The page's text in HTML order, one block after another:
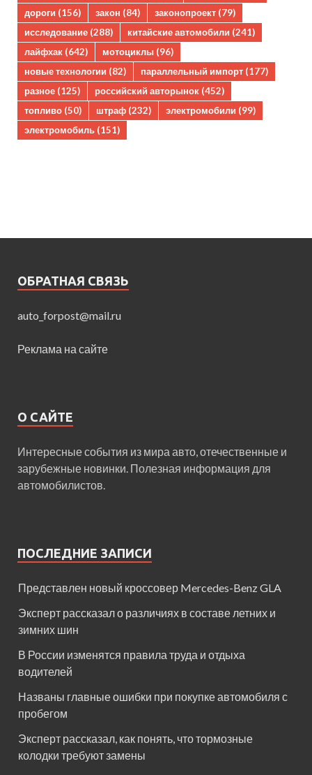
дороги (156) закон (84) законопроект (79)
исследование (288) китайские автомобили (241)
лайфхак (642) мотоциклы (96)
новые технологии (82) параллельный импорт (177)
разное (125) российский авторынок (452)
топливо (50) штраф (232) электромобили (99)
электромобиль (151)
ОБРАТНАЯ СВЯЗЬ
auto_forpost@mail.ru
Реклама на сайте
О САЙТЕ
Интересные события из мира авто, отечественные и
зарубежные новинки. Полезная информация для
автомобилистов.
ПОСЛЕДНИЕ ЗАПИСИ
Представлен новый кроссовер Mercedes-Benz GLA
Эксперт рассказал о различиях в составе летних и
зимних шин
В России изменятся правила труда и отдыха
водителей
Названы главные ошибки при покупке автомобиля с
пробегом
Эксперт рассказал, как понять, что тормозные
колодки требуют замены